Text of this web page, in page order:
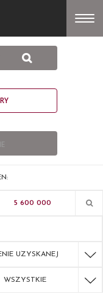
UZYSKANEJ
WSZYSTKIE